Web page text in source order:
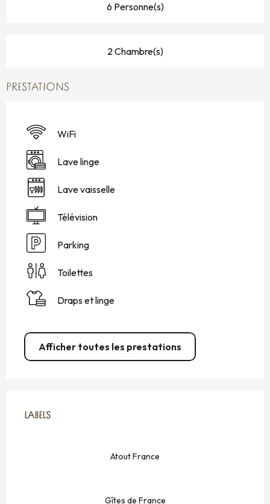
6 Personne(s)
2 Chambre(s)
PRESTATIONS
WiFi
Lave linge
Lave vaisselle
Télévision
Parking
Toilettes
Draps et linge
Afficher toutes les prestations
LABELS
LABELS
Atout France
Gîtes de France